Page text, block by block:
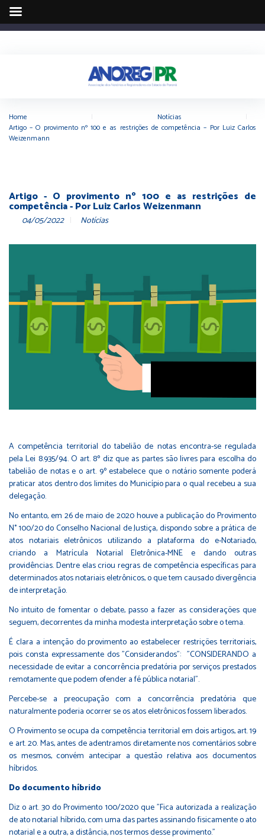
Home Notícias
Artigo – O provimento nº 100 e as restrições de competência – Por Luiz Carlos
Weizenmann
Artigo - O provimento nº 100 e as restrições de
competência - Por Luiz Carlos Weizenmann
04/05/2022 Notícias
A competência territorial do tabelião de notas encontra-se regulada
pela Lei 8.935/94. O art. 8º diz que as partes são livres para escolha do
tabelião de notas e o art. 9º estabelece que o notário somente poderá
praticar atos dentro dos limites do Município para o qual recebeu a sua
delegação.
No entanto, em 26 de maio de 2020 houve a publicação do Provimento
N° 100/20 do Conselho Nacional de Justiça, dispondo sobre a prática de
atos notariais eletrônicos utilizando a plataforma do e-Notariado,
criando a Matrícula Notarial Eletrônica-MNE e dando outras
providências. Dentre elas criou regras de competência específicas para
determinados atos notariais eletrônicos, o que tem causado divergência
de interpretação.
No intuito de fomentar o debate, passo a fazer as considerações que
seguem, decorrentes da minha modesta interpretação sobre o tema.
É clara a intenção do provimento ao estabelecer restrições territoriais,
pois consta expressamente dos "Considerandos": "CONSIDERANDO a
necessidade de evitar a concorrência predatória por serviços prestados
remotamente que podem ofender a fé pública notarial".
Percebe-se a preocupação com a concorrência predatória que
naturalmente poderia ocorrer se os atos eletrônicos fossem liberados.
O Provimento se ocupa da competência territorial em dois artigos, art. 19
e art. 20. Mas, antes de adentramos diretamente nos comentários sobre
os mesmos, convém antecipar a questão relativa aos documentos
híbridos.
Do documento híbrido
Diz o art. 30 do Provimento 100/2020 que "Fica autorizada a realização
de ato notarial híbrido, com uma das partes assinando fisicamente o ato
notarial e a outra, a distância, nos termos desse provimento."